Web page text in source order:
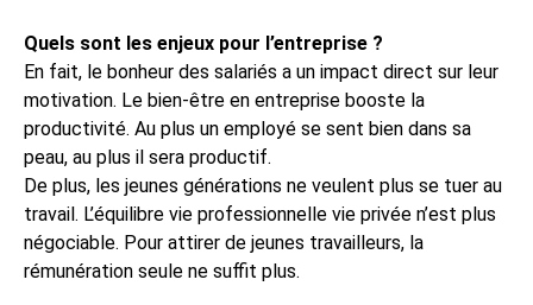
Quels sont les enjeux pour l’entreprise ?
En fait, le bonheur des salariés a un impact direct sur leur
motivation. Le bien-être en entreprise booste la
productivité. Au plus un employé se sent bien dans sa
peau, au plus il sera productif.
De plus, les jeunes générations ne veulent plus se tuer au
travail. L’équilibre vie professionnelle vie privée n’est plus
négociable. Pour attirer de jeunes travailleurs, la
rémunération seule ne suffit plus.